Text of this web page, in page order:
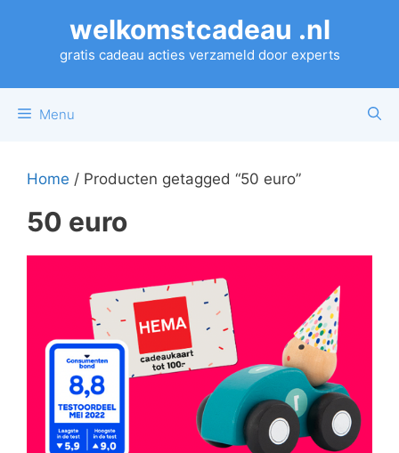
welkomstcadeau .nl
gratis cadeau acties verzameld door experts
Menu
Home / Producten getagged “50 euro”
50 euro